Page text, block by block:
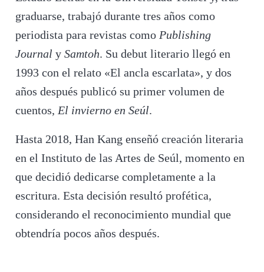
graduarse, trabajó durante tres años como
periodista para revistas como Publishing
Journal y Samtoh. Su debut literario llegó en
1993 con el relato «El ancla escarlata», y dos
años después publicó su primer volumen de
cuentos, El invierno en Seúl.
Hasta 2018, Han Kang enseñó creación literaria
en el Instituto de las Artes de Seúl, momento en
que decidió dedicarse completamente a la
escritura. Esta decisión resultó profética,
considerando el reconocimiento mundial que
obtendría pocos años después.